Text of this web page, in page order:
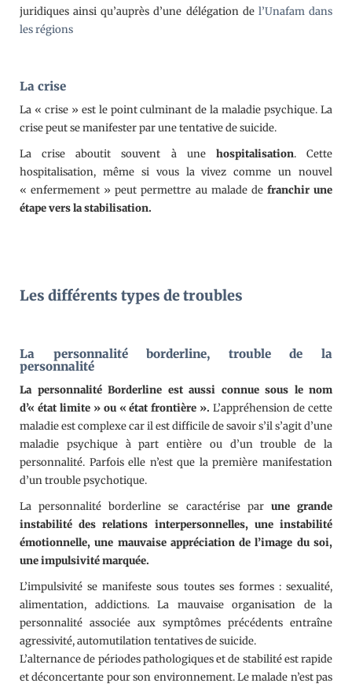
juridiques ainsi qu’auprès d’une délégation de l’Unafam dans
les régions
La crise
La « crise » est le point culminant de la maladie psychique. La
crise peut se manifester par une tentative de suicide.
La crise aboutit souvent à une hospitalisation. Cette
hospitalisation, même si vous la vivez comme un nouvel
« enfermement » peut permettre au malade de franchir une
étape vers la stabilisation.
Les différents types de troubles
La personnalité borderline, trouble de la
personnalité
La personnalité Borderline est aussi connue sous le nom
d’« état limite » ou « état frontière ».L’appréhension de cette
maladie est complexe car il est difficile de savoir s’il s’agit d’une
maladie psychique à part entière ou d’un trouble de la
personnalité. Parfois elle n’est que la première manifestation
d’un trouble psychotique.
La personnalité borderline se caractérise parune grande
instabilité des relations interpersonnelles, une instabilité
émotionnelle, une mauvaise appréciation de l’image du soi,
une impulsivité marquée.
L’impulsivité se manifeste sous toutes ses formes : sexualité,
alimentation, addictions. La mauvaise organisation de la
personnalité associée aux symptômes précédents entraîne
agressivité, automutilation tentatives de suicide.
L’alternance de périodes pathologiques et de stabilité est rapide
et déconcertante pour son environnement. Le malade n’est pas